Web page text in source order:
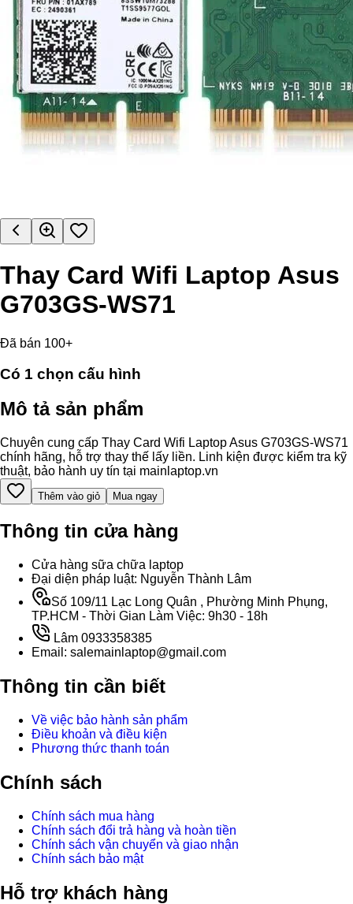
Thay Card Wifi Laptop Asus
G703GS-WS71
Đã bán 100+
Có 1 chọn cấu hình
Mô tả sản phẩm
Chuyên cung cấp Thay Card Wifi Laptop Asus G703GS-WS71
chính hãng, hỗ trợ thay thế lấy liền. Linh kiện được kiểm tra kỹ
thuật, bảo hành uy tín tại mainlaptop.vn
Thêm vào giỏ Mua ngay
Thông tin cửa hàng
Cửa hàng sữa chữa laptop
Đại diện pháp luật: Nguyễn Thành Lâm
Số 109/11 Lạc Long Quân , Phường Minh Phụng,
TP.HCM - Thời Gian Làm Việc: 9h30 - 18h
Lâm 0933358385
Email: salemainlaptop@gmail.com
Thông tin cần biết
Về việc bảo hành sản phẩm
Điều khoản và điều kiện
Phương thức thanh toán
Chính sách
Chính sách mua hàng
Chính sách đổi trả hàng và hoàn tiền
Chính sách vận chuyển và giao nhận
Chính sách bảo mật
Hỗ trợ khách hàng